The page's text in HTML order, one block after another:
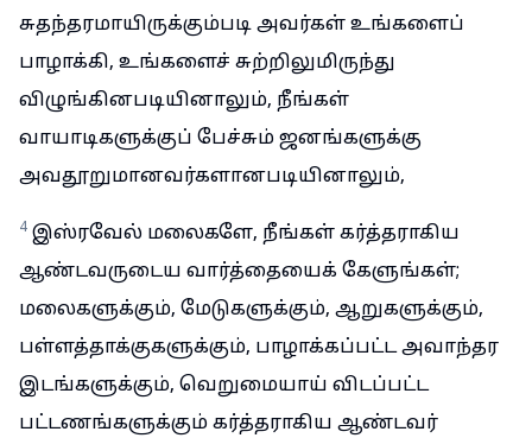
சுதந்தரமாயிருக்கும்படி அவர்கள் உங்களைப்
பாழாக்கி, உங்களைச் சுற்றிலுமிருந்து
விழுங்கினபடியினாலும், நீங்கள்
வாயாடிகளுக்குப் பேச்சும் ஜனங்களுக்கு
அவதூறுமானவர்களானபடியினாலும்,
4 இஸ்ரவேல் மலைகளே, நீங்கள் கர்த்தராகிய
ஆண்டவருடைய வார்த்தையைக் கேளுங்கள்;
மலைகளுக்கும், மேடுகளுக்கும், ஆறுகளுக்கும்,
பள்ளத்தாக்குகளுக்கும், பாழாக்கப்பட்ட அவாந்தர
இடங்களுக்கும், வெறுமையாய் விடப்பட்ட
பட்டணங்களுக்கும் கர்த்தராகிய ஆண்டவர்